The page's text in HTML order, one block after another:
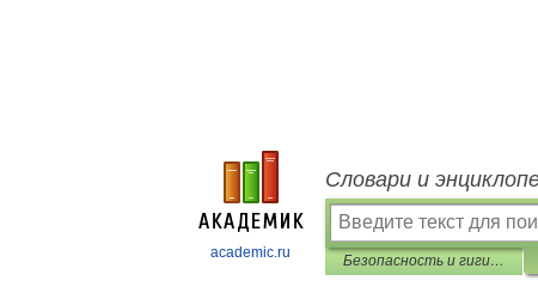
academic.ru
Словари и
Безопасность и гигиена труда. Перевод на английский, французский, немецкий, испанский языки